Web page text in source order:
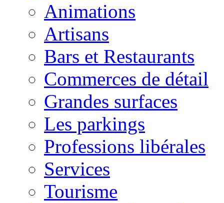
Animations
Artisans
Bars et Restaurants
Commerces de détail
Grandes surfaces
Les parkings
Professions libérales
Services
Tourisme